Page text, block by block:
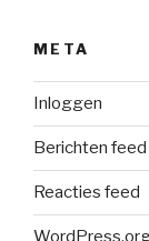
META
Inloggen
Berichten feed
Reacties feed